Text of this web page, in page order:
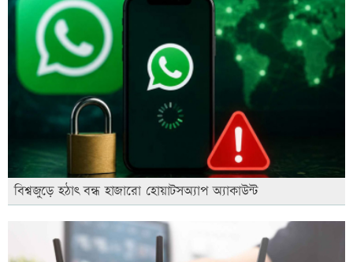
বিশ্বজুড়ে হঠাৎ বন্ধ হাজারো হোয়াটসঅ্যাপ অ্যাকাউন্ট